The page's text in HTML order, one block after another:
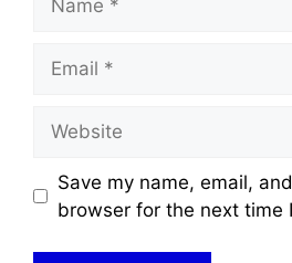
Save my name, email,
browser for the next time